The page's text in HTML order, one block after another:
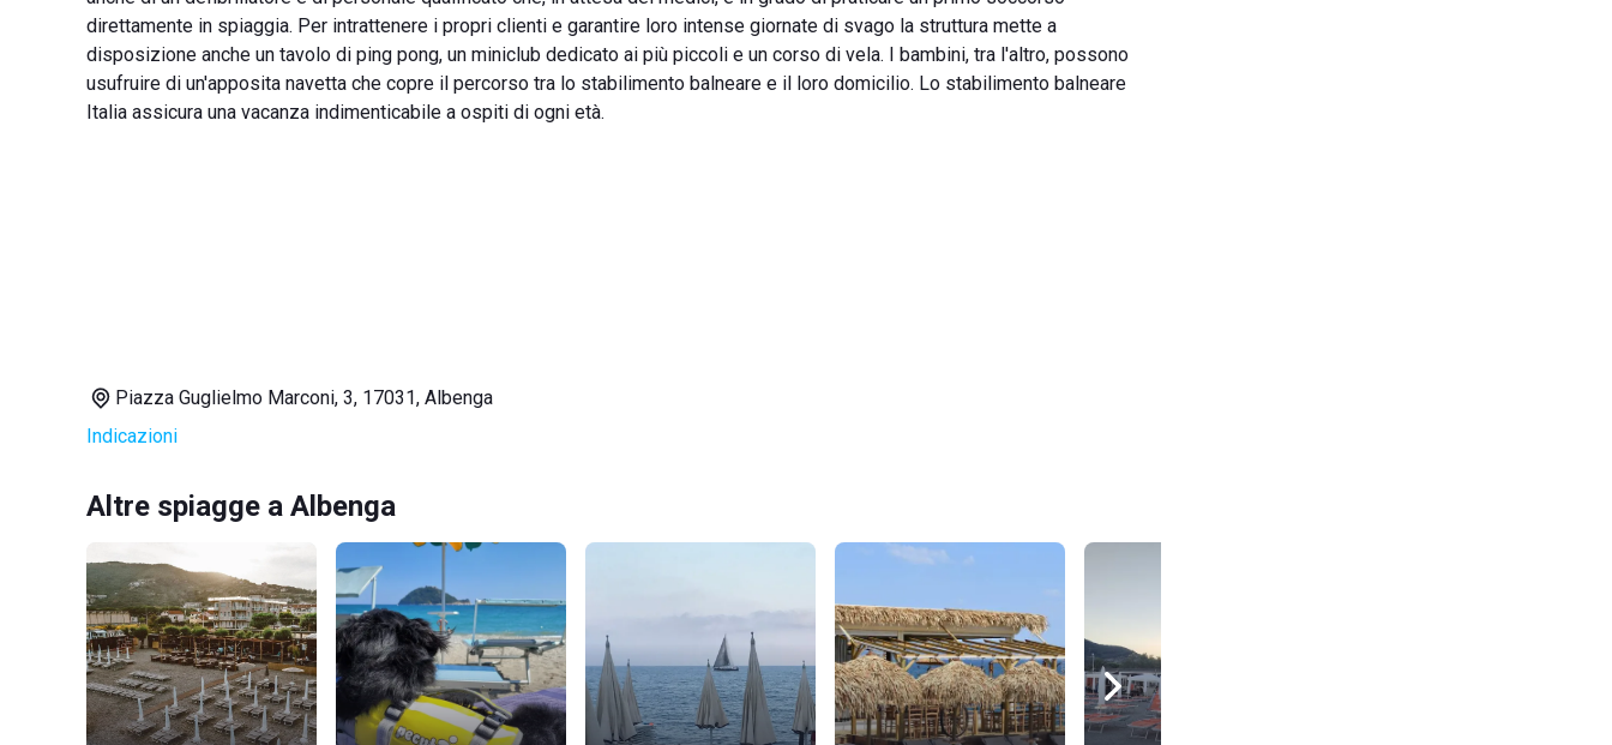
direttamente in spiaggia. Per intrattenere i propri clienti e garantire loro intense giornate di svago la struttura mette a
disposizione anche un tavolo di ping pong, un miniclub dedicato ai più piccoli e un corso di vela. I bambini, tra l'altro, possono
usufruire di un'apposita navetta che copre il percorso tra lo stabilimento balneare e il loro domicilio. Lo stabilimento balneare
Italia assicura una vacanza indimenticabile a ospiti di ogni età.
Piazza Guglielmo Marconi, 3, 17031, Albenga
Indicazioni
Altre spiagge a Albenga